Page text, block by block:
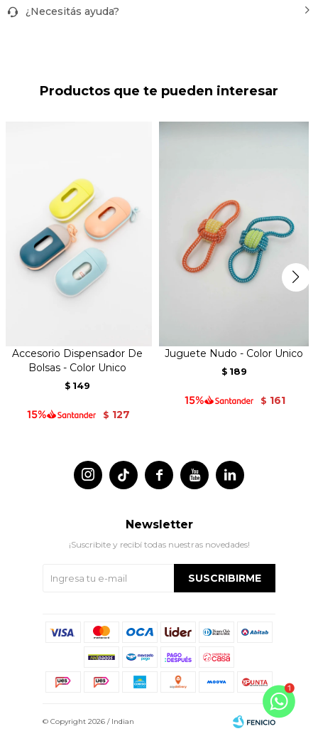
¿Necesitás ayuda?
Productos que te pueden interesar
Accesorio Dispensador De
Bolsas - Color Unico
$ 149
$ 127
Juguete Nudo - Color Unico
$ 189
$ 161
 
 
Newsletter
¡Suscribite y recibí todas nuestras novedades!
SUSCRIBIRME
© Copyright 2026 / Indian